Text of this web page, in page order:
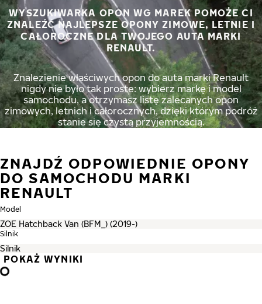
WYSZUKIWARKA OPON WG MAREK POMOŻE CI
ZNALEŹĆ NAJLEPSZE OPONY ZIMOWE, LETNIE I
CAŁOROCZNE DLA TWOJEGO AUTA MARKI
RENAULT.
Znalezienie właściwych opon do auta marki Renault
nigdy nie było tak proste: wybierz markę i model
samochodu, a otrzymasz listę zalecanych opon
zimowych, letnich i całorocznych, dzięki którym podróż
stanie się czystą przyjemnością.
ZNAJDŹ ODPOWIEDNIE OPONY
DO SAMOCHODU MARKI
RENAULT
Model
Silnik
POKAŻ WYNIKI